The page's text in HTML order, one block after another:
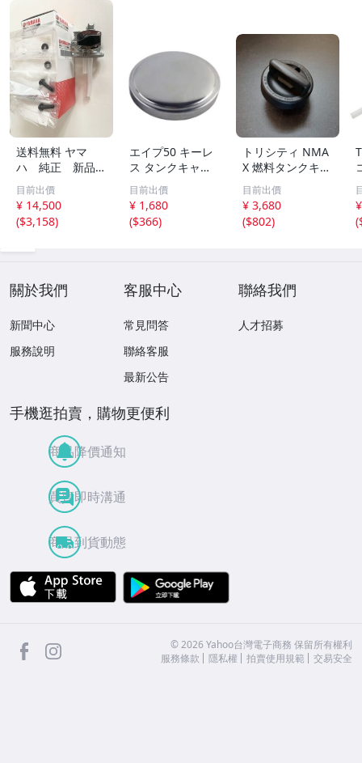
送料無料 ヤマ
ハ 純正 新品 X
JR400 4HM RH02
J フューエルコッ
ク ガソリン コ
ック タンク 燃料
目前出價
¥ 14,500
($3,158)
エイプ50 キーレ
ス タンクキャッ
プ エイプ100 CD
50 CD90 互換品
管理O2
目前出價
¥ 1,680
($366)
トリシティ NMA
X 燃料タンクキャ
ップ フューエル
キャップ ロック
インジケーター
互換品 管理O3
目前出價
¥ 3,680
($802)
(
關於我們
新聞中心
服務說明
客服中心
常見問答
聯絡客服
最新公告
聯絡我們
人才招募
手機逛拍賣，購物更便利
商品降價通知
買賣即時溝通
商品到貨動態
APP Store
facebook ©2026 Yahoo台灣電子商務 保留所有權利
服務條款
隱私權 拍賣使用規範 交易安全